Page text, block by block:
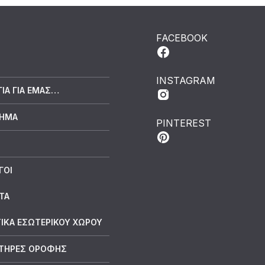
ΓΙΑ ΕΜΆΣ…
ΕΣΩΤΕΡΙΚΟΥ ΧΩΡΟΥ
ΟΡΟΦΗΣ
FACEBOOK
INSTAGRAM
PINTEREST